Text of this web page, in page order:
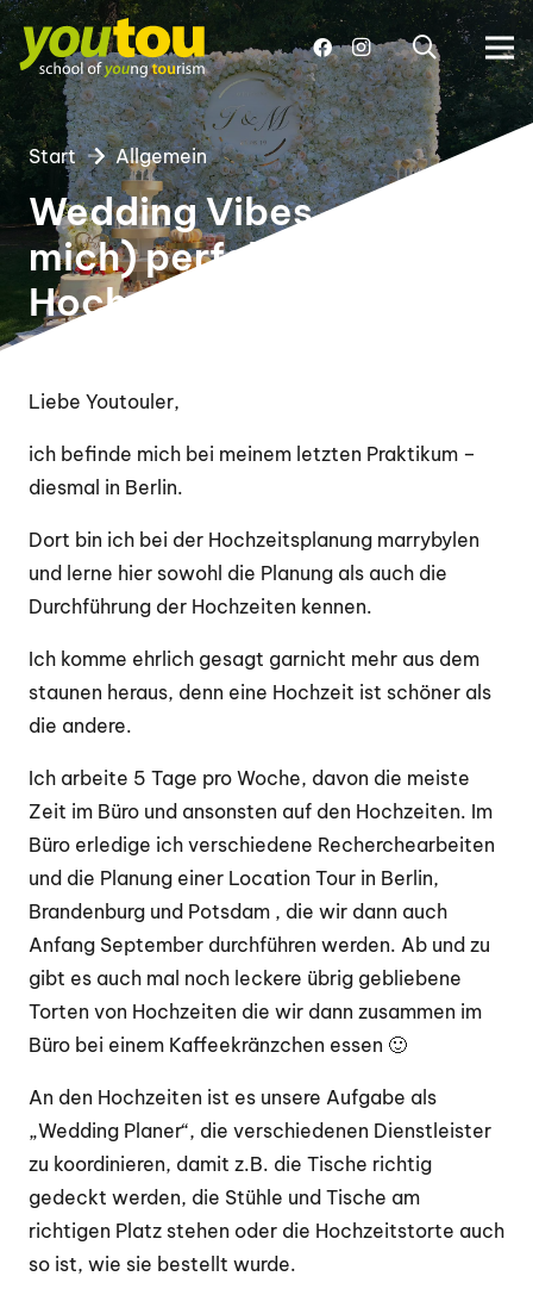
Start Allgemein
Wedding Vibes – Die (für
mich) perfekte
Hochzeitsplanung
Liebe Youtouler,
ich befinde mich bei meinem letzten Praktikum –
diesmal in Berlin.
Dort bin ich bei der Hochzeitsplanung marrybylen
und lerne hier sowohl die Planung als auch die
Durchführung der Hochzeiten kennen.
Ich komme ehrlich gesagt garnicht mehr aus dem
staunen heraus, denn eine Hochzeit ist schöner als
die andere.
Ich arbeite 5 Tage pro Woche, davon die meiste
Zeit im Büro und ansonsten auf den Hochzeiten. Im
Büro erledige ich verschiedene Recherchearbeiten
und die Planung einer Location Tour in Berlin,
Brandenburg und Potsdam , die wir dann auch
Anfang September durchführen werden. Ab und zu
gibt es auch mal noch leckere übrig gebliebene
Torten von Hochzeiten die wir dann zusammen im
Büro bei einem Kaffeekränzchen essen 🙂
An den Hochzeiten ist es unsere Aufgabe als
„Wedding Planer“, die verschiedenen Dienstleister
zu koordinieren, damit z.B. die Tische richtig
gedeckt werden, die Stühle und Tische am
richtigen Platz stehen oder die Hochzeitstorte auch
so ist, wie sie bestellt wurde.